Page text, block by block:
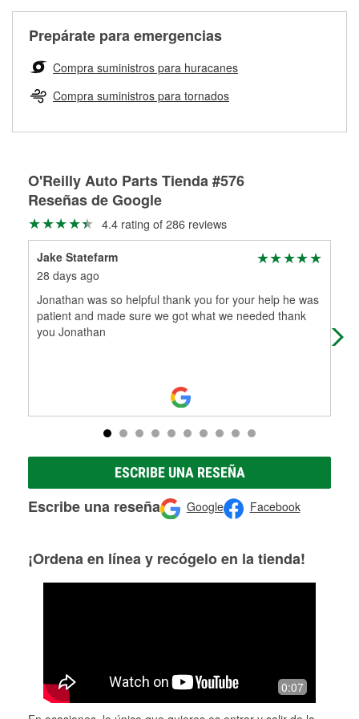
partes de reemplazo correctas para tu reparación.
Rectificación de tambores y discos de freno
Prepárate para emergencias
Compra suministros para huracanes
Compra suministros para tornados
O'Reilly Auto Parts Tienda #576
Reseñas de Google
4.4 rating of 286 reviews
Jake Statefarm
28 days ago
Jonathan was so helpful thank you for your help he was
patient and made sure we got what we needed thank
you Jonathan
ESCRIBE UNA RESEÑA
Escribe una reseña Google Facebook
¡Ordena en línea y recógelo en la tienda!
0:07